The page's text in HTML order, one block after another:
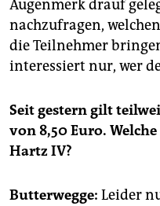
Augenmerk drauf
nachzufragen,
die Teilnehmer
interessiert nur, wer
Seit gestern gilt
von 8,50 Euro.
Hartz IV?
Butterwegge: Leider